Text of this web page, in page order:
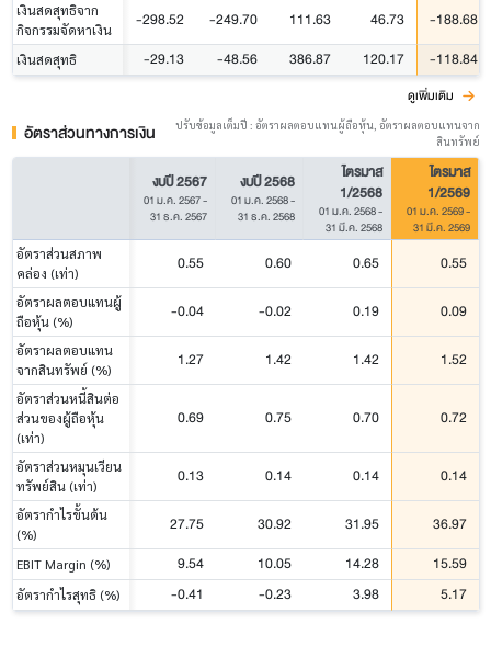
เงินสดสุทธิจาก
กิจกรรมจัดหาเงิน
-298.52 -249.70 111.63 46.73 -188.68
เงินสดสุทธิ -29.13 -48.56 386.87 120.17 -118.84
ดูเพิ่มเติม
อัตราส่วนทางการเงิน
ปรับข้อมูลเต็มปี : อัตราผลตอบแทนผู้ถือหุ้น, อัตราผลตอบแทนจาก
สินทรัพย์
งบปี 2567
01 ม.ค. 2567-
31 ธ.ค. 2567
งบปี 2568
01 ม.ค. 2568-
31 ธ.ค. 2568
ไตรมาส
1/2568
01 ม.ค. 2568-
31 มี.ค. 2568
ไตรมาส
1/2569
01 ม.ค. 2569-
31 มี.ค. 2569
อัตราส่วนสภาพ
คล่อง (เท่า)
0.55 0.60 0.65 0.55
อัตราผลตอบแทนผู้
ถือหุ้น (%)
-0.04 -0.02 0.19 0.09
อัตราผลตอบแทน
จากสินทรัพย์ (%)
1.27 1.42 1.42 1.52
อัตราส่วนหนี้สินต่อ
ส่วนของผู้ถือหุ้น
(เท่า)
0.69 0.75 0.70 0.72
อัตราส่วนหมุนเวียน
ทรัพย์สิน (เท่า)
0.13 0.14 0.14 0.14
อัตรากำไรขั้นต้น
(%)
27.75 30.92 31.95 36.97
EBIT Margin (%) 9.54 10.05 14.28 15.59
อัตรากำไรสุทธิ (%) -0.41 -0.23 3.98 5.17